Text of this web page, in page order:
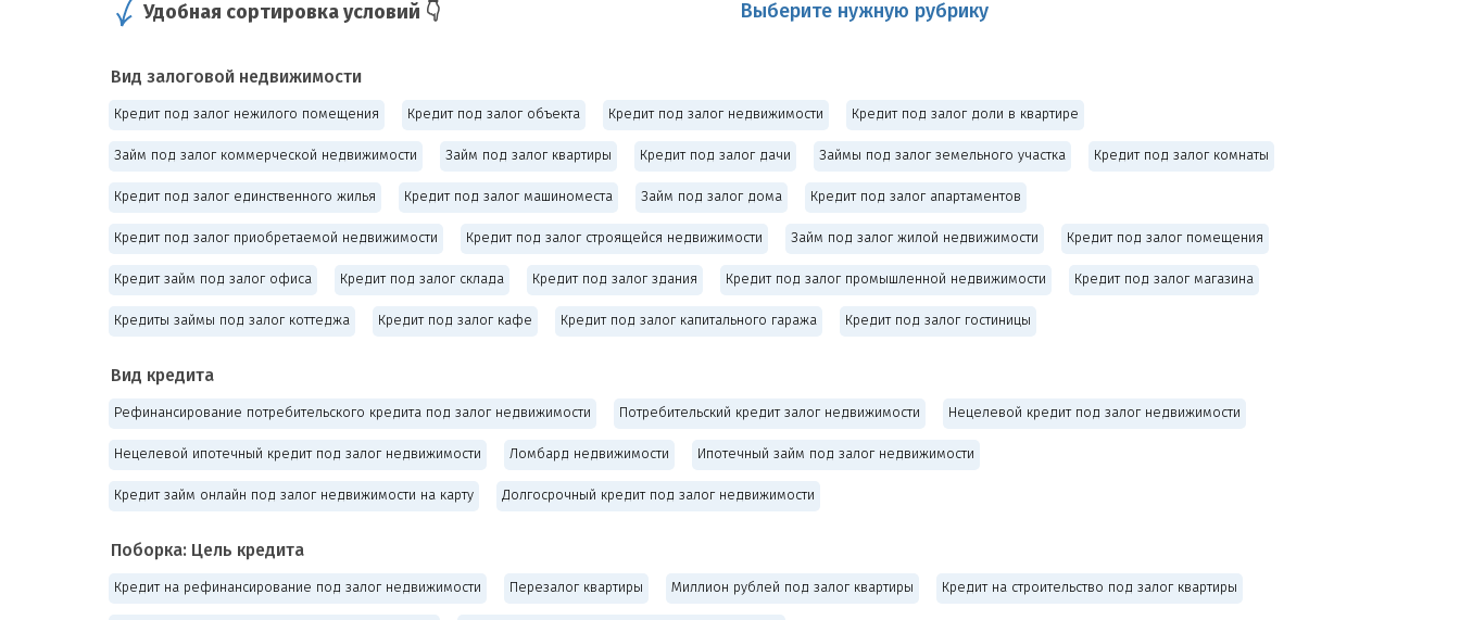
Удобная сортировка условий 👇 Выберите нужную рубрику
Вид залоговой недвижимости
Кредит под залог нежилого помещения Кредит под залог объекта Кредит под залог недвижимости Кредит под залог доли в квартире
Займ под залог коммерческой недвижимости Займ под залог квартиры Кредит под залог дачи Займы под залог земельного участка Кредит под залог комнаты
Кредит под залог единственного жилья Кредит под залог машиноместа Займ под залог дома Кредит под залог апартаментов
Кредит под залог приобретаемой недвижимости Кредит под залог строящейся недвижимости Займ под залог жилой недвижимости Кредит под залог помещения
Кредит займ под залог офиса Кредит под залог склада Кредит под залог здания Кредит под залог промышленной недвижимости Кредит под залог магазина
Кредиты займы под залог коттеджа Кредит под залог кафе Кредит под залог капитального гаража Кредит под залог гостиницы
Вид кредита
Рефинансирование потребительского кредита под залог недвижимости Потребительский кредит залог недвижимости Нецелевой кредит под залог недвижимости
Нецелевой ипотечный кредит под залог недвижимости Ломбард недвижимости Ипотечный займ под залог недвижимости
Кредит займ онлайн под залог недвижимости на карту Долгосрочный кредит под залог недвижимости
Поборка: Цель кредита
Кредит на рефинансирование под залог недвижимости Перезалог квартиры Миллион рублей под залог квартиры Кредит на строительство под залог квартиры